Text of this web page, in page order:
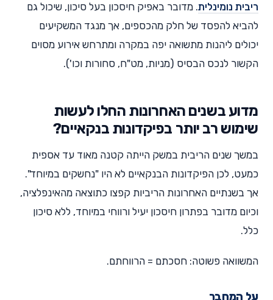
ריבית נומינלית. מדובר באפיק חיסכון בעל סיכון, שיכול גם
להביא להפסד של חלק מהכספים, אך מנגד המשקיעים
יכולים ליהנות מתשואה יפה במקרה ומתרחש אירוע מסוים
הקשור לנכס הבסיס (מניות, מט"ח, סחורות וכו').
מדוע בשנים האחרונות החלו לעשות
שימוש רב יותר בפיקדונות בנקאיים?
במשך שנים הריבית במשק הייתה קטנה מאוד עד אספית
כמעט, לכן הפיקדונות הבנקאיים לא היו "נחשקים במיוחד".
אך בשנתיים האחרונות הריביות קפצו כתוצאה מהאינפלציה,
וכיום מדובר בפתרון חיסכון יעיל ורווחי במיוחד, ללא סיכון
כלל.
המשוואה פשוטה: חסכתם = הרווחתם.
על המחבר